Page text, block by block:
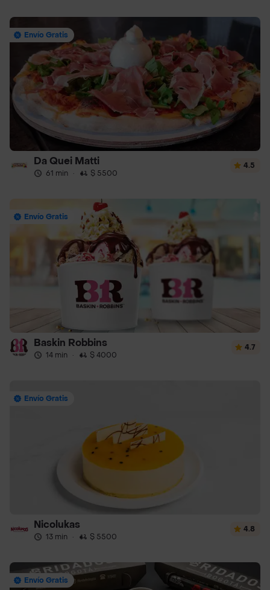
Envío Gratis
Da Quei Matti
61 min · $ 5500
4.5
Envío Gratis
Baskin Robbins
14 min · $ 4000
4.7
Envío Gratis
Nicolukas
13 min · $ 5500
4.8
Envío Gratis